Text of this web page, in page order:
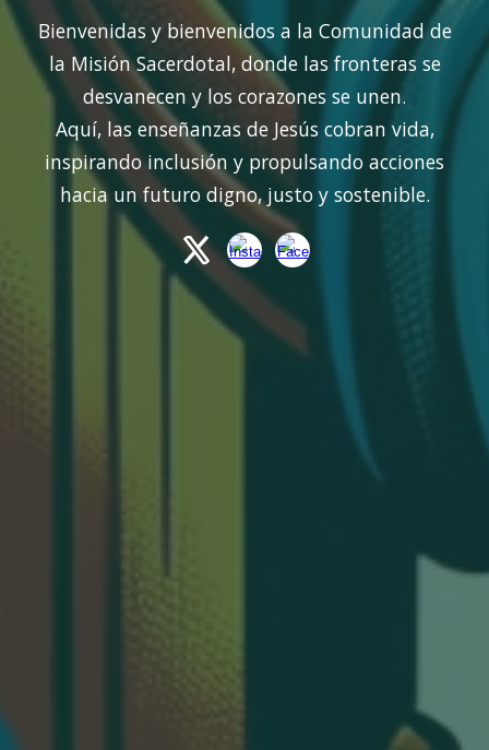
Bienvenidas y bienvenidos a la Comunidad de
la Misión Sacerdotal, donde las fronteras se
desvanecen y los corazones se unen.
Aquí, las enseñanzas de Jesús cobran vida,
inspirando inclusión y propulsando acciones
hacia un futuro digno, justo y sostenible.